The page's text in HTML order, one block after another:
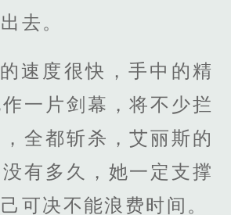
去。
速度很快，手中的精
一片剑幕，将不少拦
全都斩杀，艾丽斯的
有多久，她一定支撑
可决不能浪费时间。